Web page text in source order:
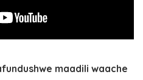
maadili waache